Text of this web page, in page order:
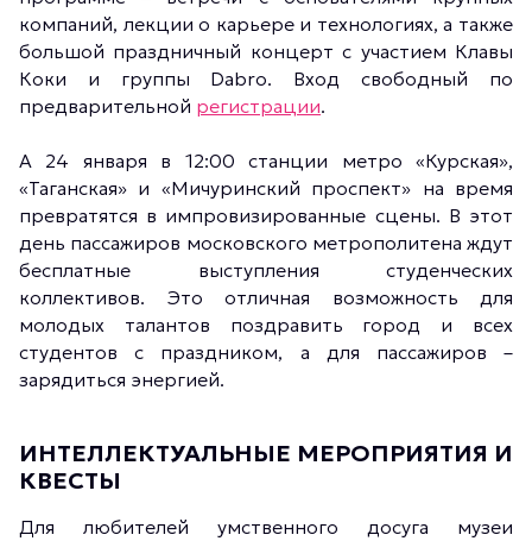
компаний, лекции о карьере и технологиях, а также
большой праздничный концерт с участием Клавы
Коки и группы Dabro. Вход свободный по
предварительной регистрации.
А 24 января в 12:00 станции метро «Курская»,
«Таганская» и «Мичуринский проспект» на время
превратятся в импровизированные сцены. В этот
день пассажиров московского метрополитена ждут
бесплатные выступления студенческих
коллективов. Это отличная возможность для
молодых талантов поздравить город и всех
студентов с праздником, а для пассажиров –
зарядиться энергией.
ИНТЕЛЛЕКТУАЛЬНЫЕ МЕРОПРИЯТИЯ И
КВЕСТЫ
Для любителей умственного досуга музеи